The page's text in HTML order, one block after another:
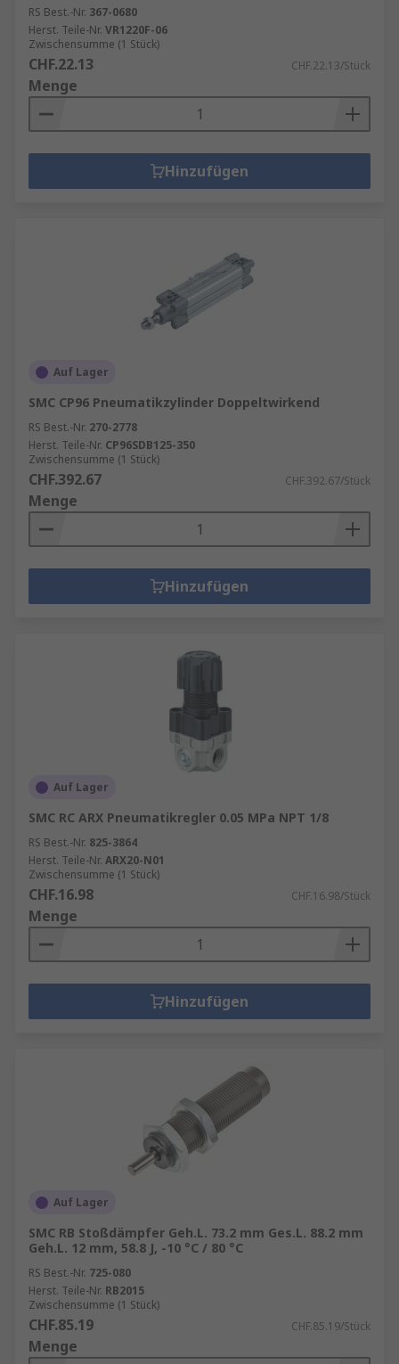
RS Best.-Nr. 367-0680
Herst. Teile-Nr. VR1220F-06
Zwischensumme (1 Stück)
CHF.22.13 CHF.22.13/Stück
Menge
Hinzufügen
Auf Lager
SMC CP96 Pneumatikzylinder Doppeltwirkend
RS Best.-Nr. 270-2778
Herst. Teile-Nr. CP96SDB125-350
Zwischensumme (1 Stück)
CHF.392.67 CHF.392.67/Stück
Menge
Hinzufügen
Auf Lager
SMC RC ARX Pneumatikregler 0.05 MPa NPT 1/8
RS Best.-Nr. 825-3864
Herst. Teile-Nr. ARX20-N01
Zwischensumme (1 Stück)
CHF.16.98 CHF.16.98/Stück
Menge
Hinzufügen
Auf Lager
SMC RB Stoßdämpfer Geh.L. 73.2 mm Ges.L. 88.2 mm
Geh.L. 12 mm, 58.8 J, -10 °C / 80 °C
RS Best.-Nr. 725-080
Herst. Teile-Nr. RB2015
Zwischensumme (1 Stück)
CHF.85.19 CHF.85.19/Stück
Menge